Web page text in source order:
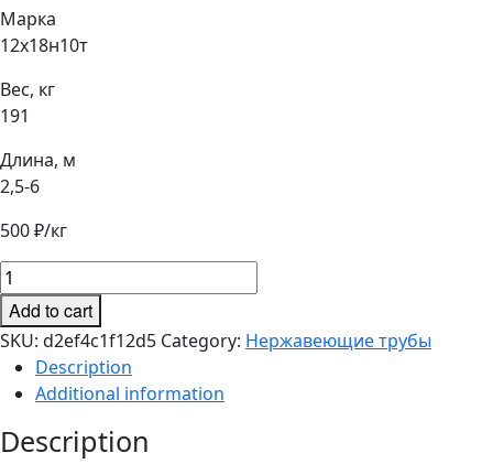
Марка
12х18н10т
Вес, кг
191
Длина, м
2,5-6
500₽/кг
Труба
нержавеющая
сварная
57х3
quantity
Add to cart
SKU: d2ef4c1f12d5 Category: Нержавеющие трубы
Description
Additional information
Description